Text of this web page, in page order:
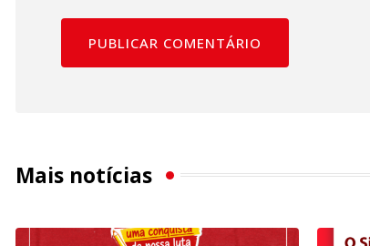
Mais notícias